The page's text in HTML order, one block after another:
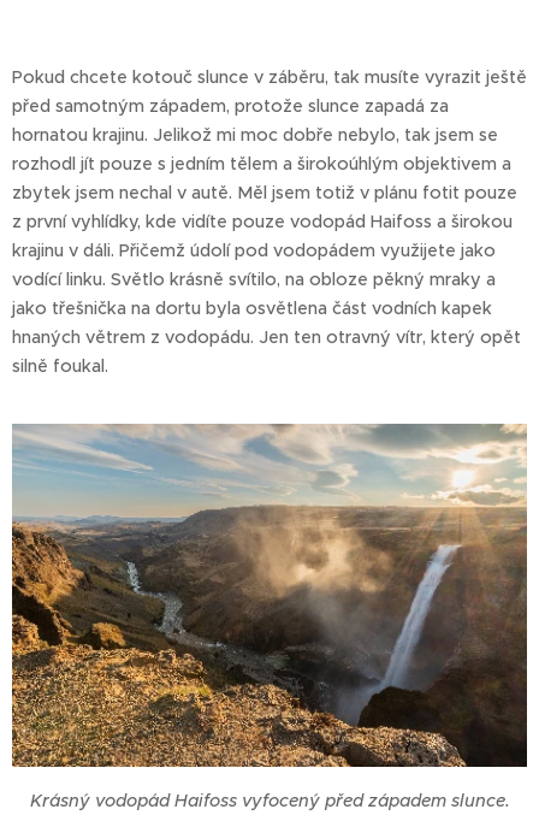
Pokud chcete kotouč slunce v záběru, tak musíte vyrazit ještě
před samotným západem, protože slunce zapadá za
hornatou krajinu. Jelikož mi moc dobře nebylo, tak jsem se
rozhodl jít pouze s jedním tělem a širokoúhlým objektivem a
zbytek jsem nechal v autě. Měl jsem totiž v plánu fotit pouze
z první vyhlídky, kde vidíte pouze vodopád Haifoss a širokou
krajinu v dáli. Přičemž údolí pod vodopádem využijete jako
vodící linku. Světlo krásně svítilo, na obloze pěkný mraky a
jako třešnička na dortu byla osvětlena část vodních kapek
hnaných větrem z vodopádu. Jen ten otravný vítr, který opět
silně foukal.
Krásný vodopád Haifoss vyfocený před západem slunce.